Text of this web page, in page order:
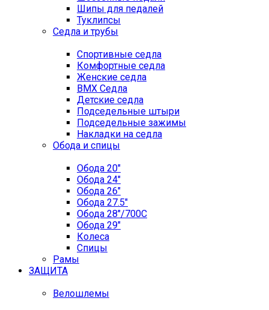
Шипы для педалей
Туклипсы
Седла и трубы
Спортивные седла
Комфортные седла
Женские седла
BMX Седла
Детские седла
Подседельные штыри
Подседельные зажимы
Накладки на седла
Обода и спицы
Обода 20"
Обода 24"
Обода 26"
Обода 27.5"
Обода 28"/700C
Обода 29"
Колеса
Спицы
Рамы
ЗАЩИТА
Велошлемы